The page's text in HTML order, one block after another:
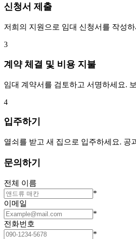
신청서 제출
저희의 지원으로 임대 신청서를 작성
3
계약 체결 및 비용 지불
임대 계약서를 검토하고 서명하세요.
4
입주하기
열쇠를 받고 새 집으로 입주하세요. 공
문의하기
전체 이름
*
이메일
*
전화번호
*